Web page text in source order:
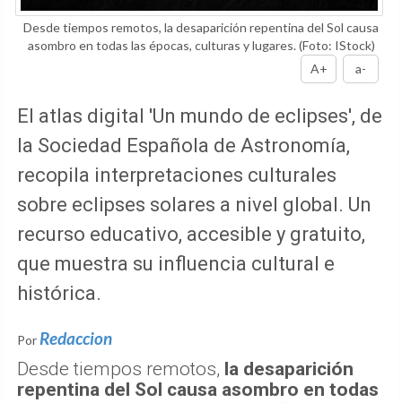
Desde tiempos remotos, la desaparición repentina del Sol causa
asombro en todas las épocas, culturas y lugares.(Foto: IStock)
A+
a-
El atlas digital 'Un mundo de eclipses', de
la Sociedad Española de Astronomía,
recopila interpretaciones culturales
sobre eclipses solares a nivel global. Un
recurso educativo, accesible y gratuito,
que muestra su influencia cultural e
histórica.
Por Redaccion
Desde tiempos remotos, la desaparición
repentina del Sol causa asombro en todas